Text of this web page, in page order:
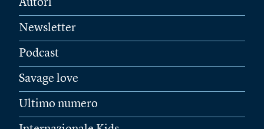
Autori
Newsletter
Podcast
Savage love
Ultimo numero